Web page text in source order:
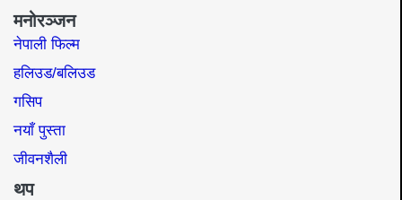
मनोरञ्जन
नेपाली फिल्म
हलिउड/बलिउड
गसिप
नयाँ पुस्ता
जीवनशैली
थप